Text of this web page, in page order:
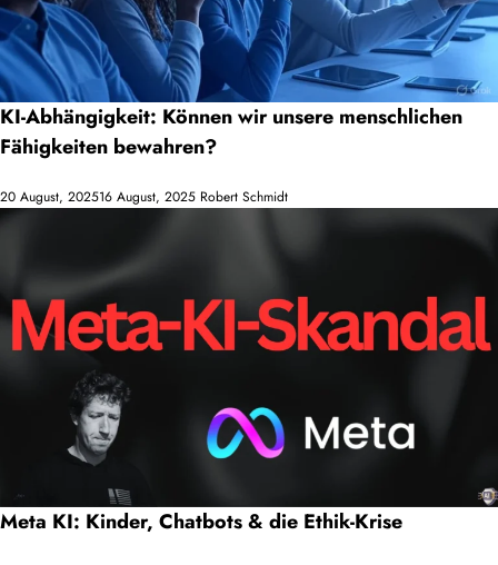
KI-Abhängigkeit: Können wir unsere menschlichen
Fähigkeiten bewahren?
20 August, 202516 August, 2025 Robert Schmidt
Meta KI: Kinder, Chatbots & die Ethik-Krise